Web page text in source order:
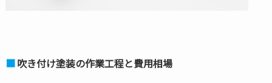
吹き付け塗装の作業工程と費用相場